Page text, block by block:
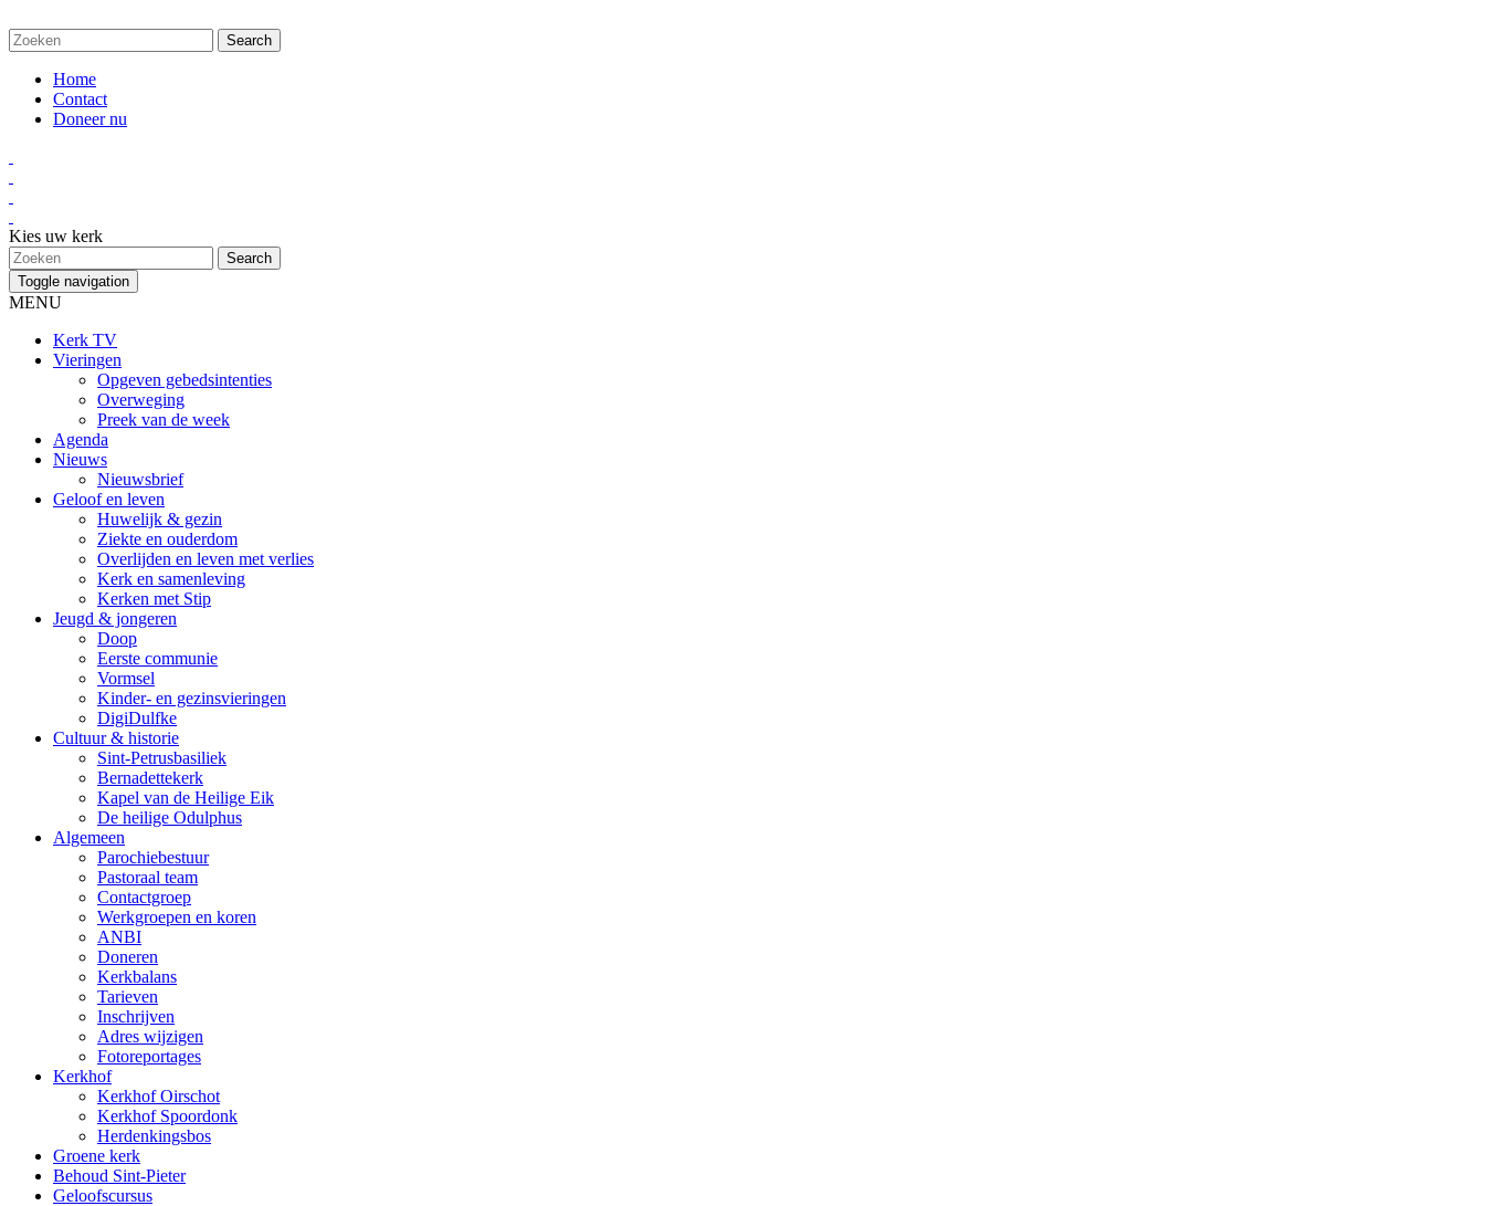
Home
Contact
Doneer nu
Kies uw kerk
Toggle navigation
MENU
Kerk TV
Vieringen
Opgeven gebedsintenties
Overweging
Preek van de week
Agenda
Nieuws
Nieuwsbrief
Geloof en leven
Huwelijk & gezin
Ziekte en ouderdom
Overlijden en leven met verlies
Kerk en samenleving
Kerken met Stip
Jeugd & jongeren
Doop
Eerste communie
Vormsel
Kinder- en gezinsvieringen
DigiDulfke
Cultuur & historie
Sint-Petrusbasiliek
Bernadettekerk
Kapel van de Heilige Eik
De heilige Odulphus
Algemeen
Parochiebestuur
Pastoraal team
Contactgroep
Werkgroepen en koren
ANBI
Doneren
Kerkbalans
Tarieven
Inschrijven
Adres wijzigen
Fotoreportages
Kerkhof
Kerkhof Oirschot
Kerkhof Spoordonk
Herdenkingsbos
Groene kerk
Behoud Sint-Pieter
Geloofscursus